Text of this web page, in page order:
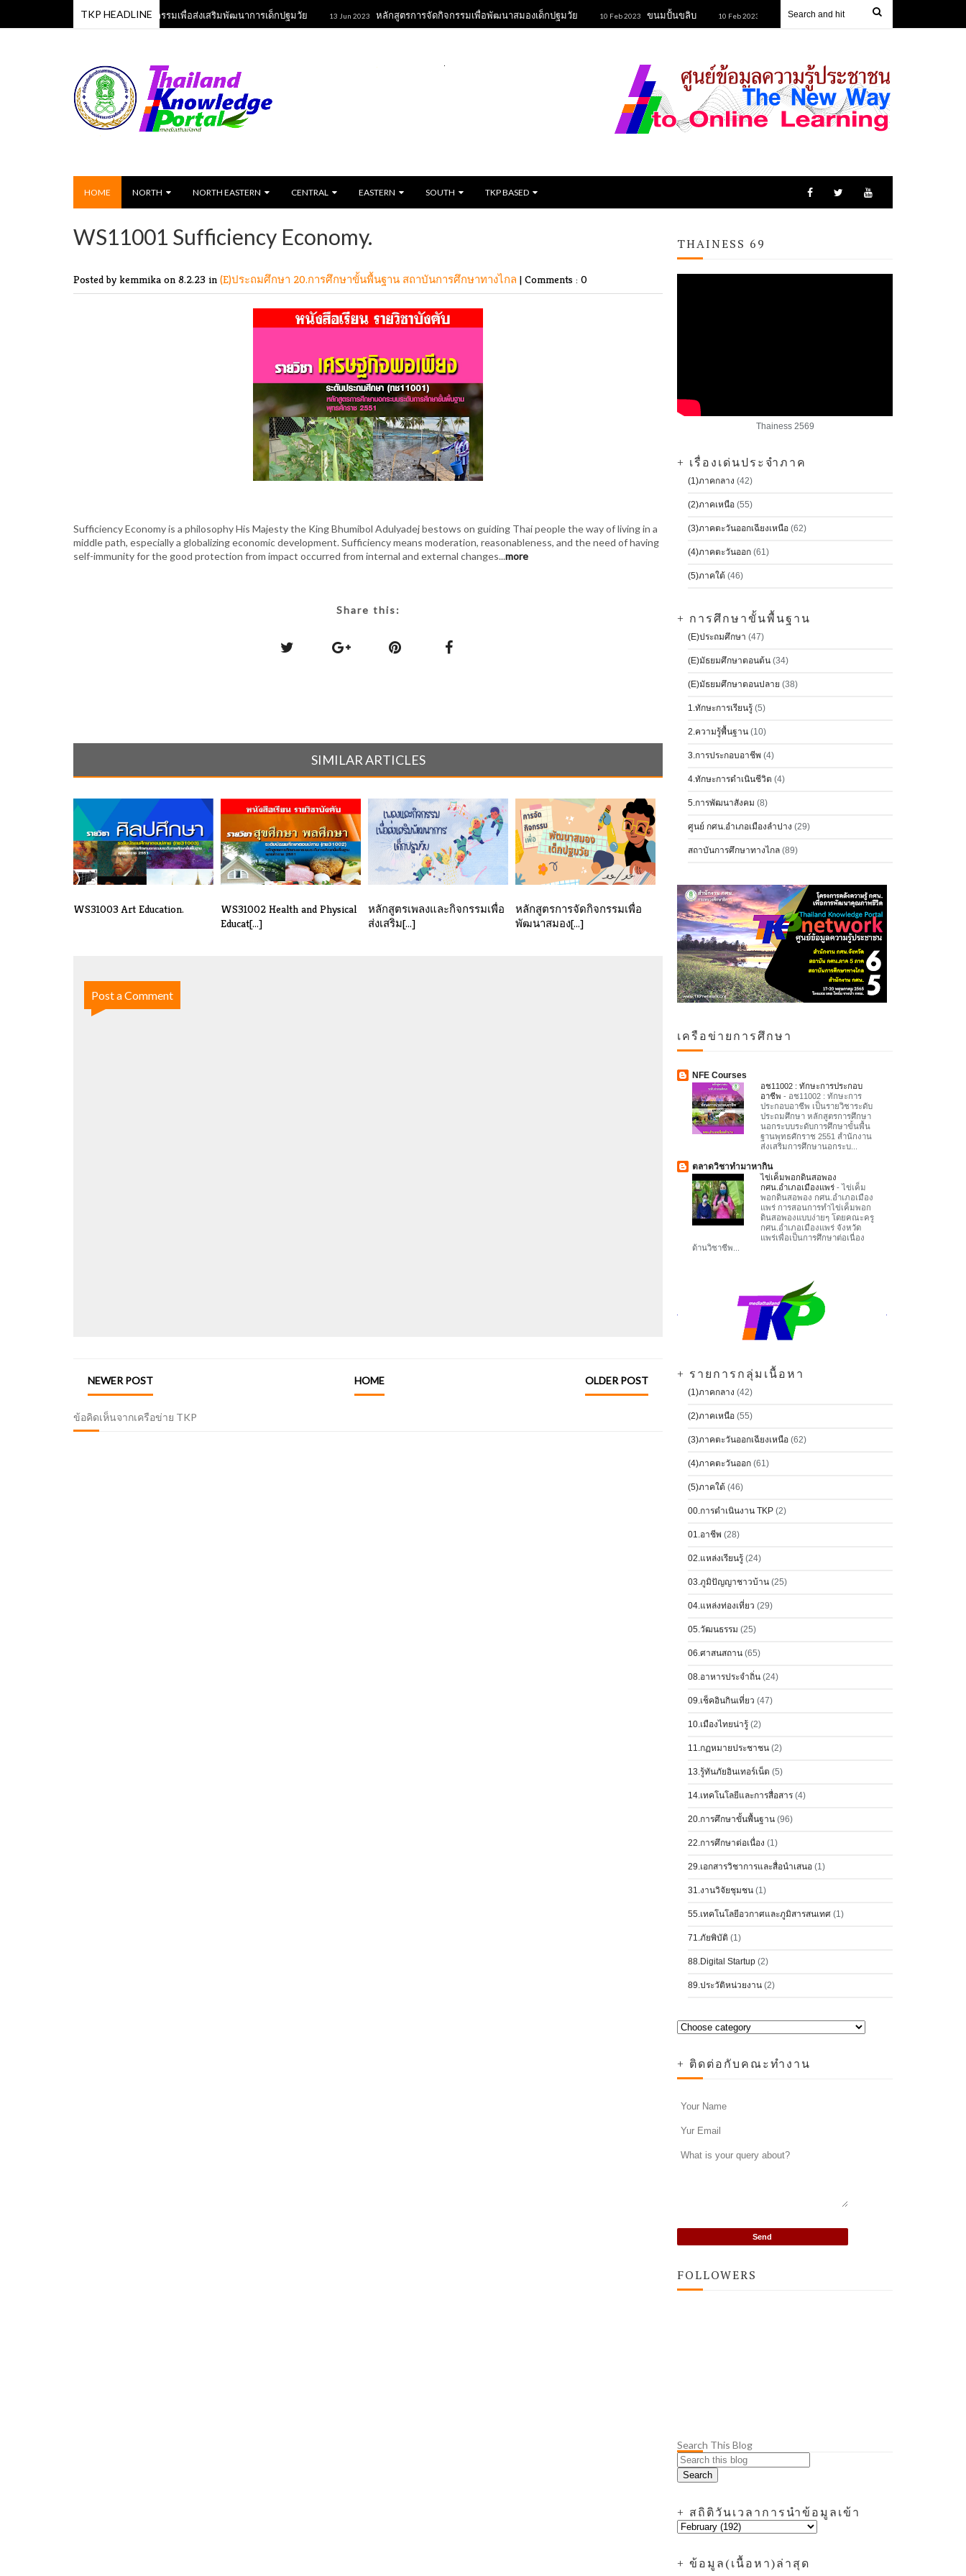
TKP HEADLINE
หลักสูตรเพลงและกิจกรรมเพื่อส่งเสริมพัฒนาการเด็กปฐมวัย 13 Jun 2023 หลักสูตรการจัดกิจกรรมเพื่อพัฒนาสมองเด็กปฐมวัย 10 Feb 2023 ขนมปั้นขลิบ 10 Feb 2023 ข้าวหลามยายนิยม 10 Feb 2023
HOME NORTH NORTH EASTERN CENTRAL EASTERN SOUTH TKP BASED
WS11001 Sufficiency Economy.
Posted by kemmika on 8.2.23 in (E)ประถมศึกษา 20.การศึกษาขั้นพื้นฐาน สถาบันการศึกษาทางไกล | Comments : 0
Sufficiency Economy is a philosophy His Majesty the King Bhumibol Adulyadej bestows on guiding Thai people the way of living in a
middle path, especially a globalizing economic development. Sufficiency means moderation, reasonableness, and the need of having
self-immunity for the good protection from impact occurred from internal and external changes...more
Share this:
SIMILAR ARTICLES
WS31003 Art Education.
WS31002 Health and Physical
Educat[...]
หลักสูตรเพลงและกิจกรรมเพื่อ
ส่งเสริม[...]
หลักสูตรการจัดกิจกรรมเพื่อ
พัฒนาสมอง[...]
Post a Comment
NEWER POST OLDER POST
HOME
ข้อคิดเห็นจากเครือข่าย TKP
THAINESS 69
Thainess 2569
+ เรื่องเด่นประจำภาค
(1)ภาคกลาง (42)
(2)ภาคเหนือ (55)
(3)ภาคตะวันออกเฉียงเหนือ (62)
(4)ภาคตะวันออก (61)
(5)ภาคใต้ (46)
+ การศึกษาขั้นพื้นฐาน
(E)ประถมศึกษา (47)
(E)มัธยมศึกษาตอนต้น (34)
(E)มัธยมศึกษาตอนปลาย (38)
1.ทักษะการเรียนรู้ (5)
2.ความรู้พื้นฐาน (10)
3.การประกอบอาชีพ (4)
4.ทักษะการดำเนินชีวิต (4)
5.การพัฒนาสังคม (8)
ศูนย์ กศน.อำเภอเมืองลำปาง (29)
สถาบันการศึกษาทางไกล (89)
เครือข่ายการศึกษา
NFE Courses
อช11002 : ทักษะการประกอบ
อาชีพ - อช11002 : ทักษะการ
ประกอบอาชีพ เป็นรายวิชาระดับ
ประถมศึกษา หลักสูตรการศึกษา
นอกระบบระดับการศึกษาขั้นพื้น
ฐานพุทธศักราช 2551 สำนักงาน
ส่งเสริมการศึกษานอกระบ...
ตลาดวิชาทำมาหากิน
ไข่เค็มพอกดินสอพอง
กศน.อำเภอเมืองแพร่ -ไข่เค็ม
พอกดินสอพอง กศน.อำเภอเมือง
แพร่ การสอนการทำไข่เค็มพอก
ดินสอพองแบบง่ายๆ โดยคณะครู
กศน.อำเภอเมืองแพร่ จังหวัด
แพร่เพื่อเป็นการศึกษาต่อเนื่อง
ด้านวิชาชีพ...
+ รายการกลุ่มเนื้อหา
(1)ภาคกลาง (42)
(2)ภาคเหนือ (55)
(3)ภาคตะวันออกเฉียงเหนือ (62)
(4)ภาคตะวันออก (61)
(5)ภาคใต้ (46)
00.การดำเนินงาน TKP (2)
01.อาชีพ (28)
02.แหล่งเรียนรู้ (24)
03.ภูมิปัญญาชาวบ้าน (25)
04.แหล่งท่องเที่ยว (29)
05.วัฒนธรรม (25)
06.ศาสนสถาน (65)
08.อาหารประจำถิ่น (24)
09.เช็คอินกินเที่ยว (47)
10.เมืองไทยน่ารู้ (2)
11.กฏหมายประชาชน (2)
13.รู้ทันภัยอินเทอร์เน็ต (5)
14.เทคโนโลยีและการสื่อสาร (4)
20.การศึกษาขั้นพื้นฐาน (96)
22.การศึกษาต่อเนื่อง (1)
29.เอกสารวิชาการและสื่อนำเสนอ (1)
31.งานวิจัยชุมชน (1)
55.เทคโนโลยีอวกาศและภูมิสารสนเทศ (1)
71.ภัยพิบัติ (1)
88.Digital Startup (2)
89.ประวัติหน่วยงาน (2)
+ ติดต่อกับคณะทำงาน
FOLLOWERS
Search This Blog
+ สถิติวันเวลาการนำข้อมูลเข้า
+ ข้อมูล(เนื้อหา)ล่าสุด